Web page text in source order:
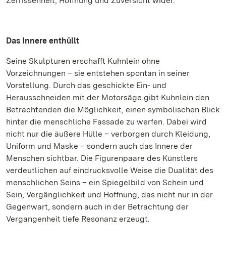
Das Innere enthüllt
Seine Skulpturen erschafft Kuhnlein ohne
Vorzeichnungen – sie entstehen spontan in seiner
Vorstellung. Durch das geschickte Ein- und
Herausschneiden mit der Motorsäge gibt Kuhnlein den
Betrachtenden die Möglichkeit, einen symbolischen Blick
hinter die menschliche Fassade zu werfen. Dabei wird
nicht nur die äußere Hülle – verborgen durch Kleidung,
Uniform und Maske – sondern auch das Innere der
Menschen sichtbar. Die Figurenpaare des Künstlers
verdeutlichen auf eindrucksvolle Weise die Dualität des
menschlichen Seins – ein Spiegelbild von Schein und
Sein, Vergänglichkeit und Hoffnung, das nicht nur in der
Gegenwart, sondern auch in der Betrachtung der
Vergangenheit tiefe Resonanz erzeugt.